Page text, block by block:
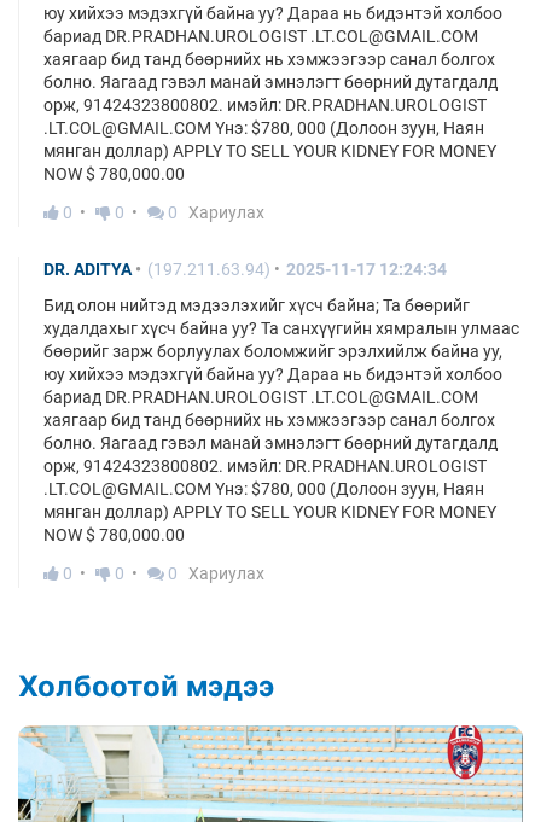
юу хийхээ мэдэхгүй байна уу? Дараа нь бидэнтэй холбоо
бариад DR.PRADHAN.UROLOGIST .LT.COL@GMAIL.COM
хаягаар бид танд бөөрнийх нь хэмжээгээр санал болгох
болно. Яагаад гэвэл манай эмнэлэгт бөөрний дутагдалд
орж, 91424323800802. имэйл: DR.PRADHAN.UROLOGIST
.LT.COL@GMAIL.COM Yнэ: $780, 000 (Долоон зуун, Наян
мянган доллар) APPLY TO SELL YOUR KIDNEY FOR MONEY
NOW $ 780,000.00
0
0 0 Хариулах
DR. ADITYA (197.211.63.94)
2025-11-17 12:24:34
Бид олон нийтэд мэдээлэхийг хүсч байна; Та бөөрийг
худалдахыг хүсч байна уу? Та санхүүгийн хямралын улмаас
бөөрийг зарж борлуулах боломжийг эрэлхийлж байна уу,
юу хийхээ мэдэхгүй байна уу? Дараа нь бидэнтэй холбоо
бариад DR.PRADHAN.UROLOGIST .LT.COL@GMAIL.COM
хаягаар бид танд бөөрнийх нь хэмжээгээр санал болгох
болно. Яагаад гэвэл манай эмнэлэгт бөөрний дутагдалд
орж, 91424323800802. имэйл: DR.PRADHAN.UROLOGIST
.LT.COL@GMAIL.COM Yнэ: $780, 000 (Долоон зуун, Наян
мянган доллар) APPLY TO SELL YOUR KIDNEY FOR MONEY
NOW $ 780,000.00
0
0 0 Хариулах
Холбоотой мэдээ